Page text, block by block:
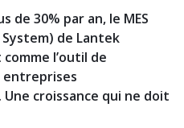
de 30% par an, le MES
de Lantek
l’outil de
entreprises
croissance qui ne doit